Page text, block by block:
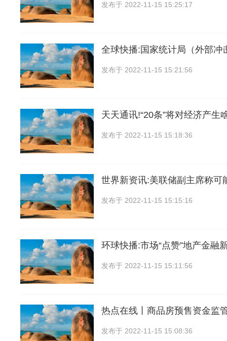
发布于 2022-11-15 15:25:17
全球快播:国家统计局（外部冲
发布于 2022-11-15 15:21:56
天天通讯!“20条”将对经济产生
发布于 2022-11-15 15:18:36
世界新资讯:美联储副主席称可
发布于 2022-11-15 15:15:16
环球快播:市场“点赞”地产金融
发布于 2022-11-15 15:11:56
热点在线丨商品房预售资金监
发布于 2022-11-15 15:08:36